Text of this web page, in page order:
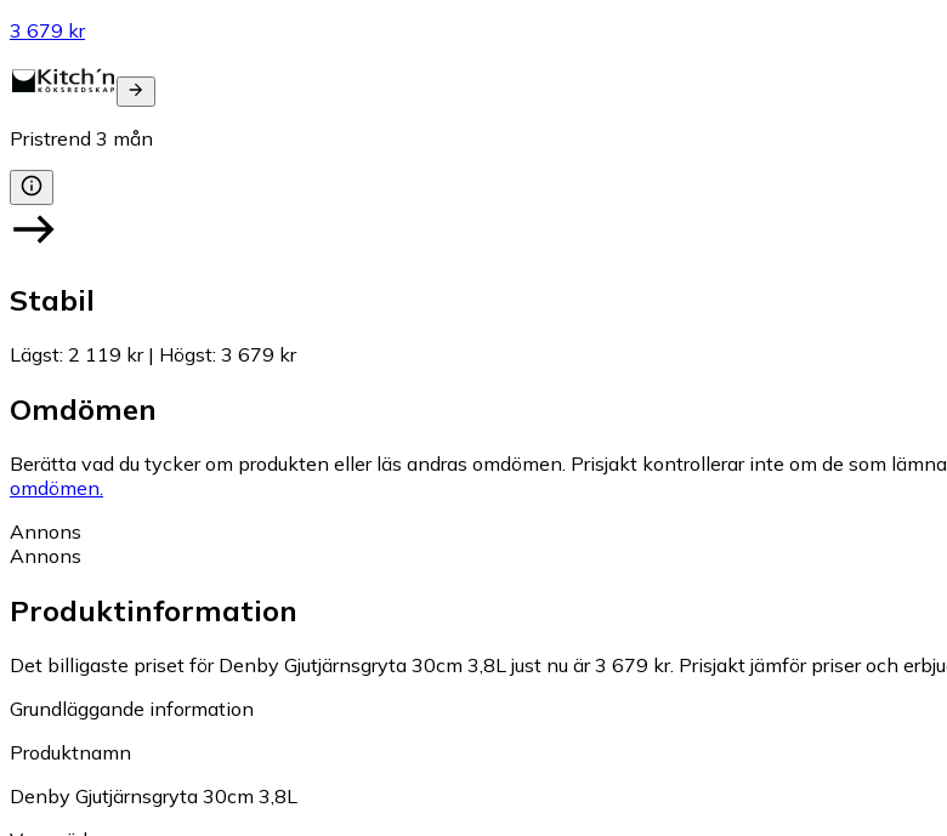
3 679 kr
Pristrend 3 mån
Stabil
Lägst: 2 119 kr| Högst: 3 679 kr
Omdömen
Berätta vad du tycker om produkten eller läs andras omdömen. Prisjakt kontrollerar inte om de som
omdömen.
Annons
Annons
Produktinformation
Det billigaste priset för Denby Gjutjärnsgryta 30cm 3,8L just nu är 3 679 kr. Prisjakt jämför priser och
Grundläggande information
Produktnamn
Denby Gjutjärnsgryta 30cm 3,8L